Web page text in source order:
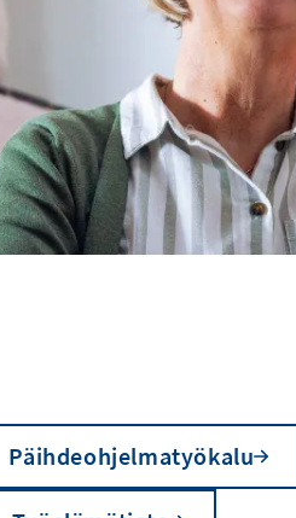
Päihdeohjelmatyökalu